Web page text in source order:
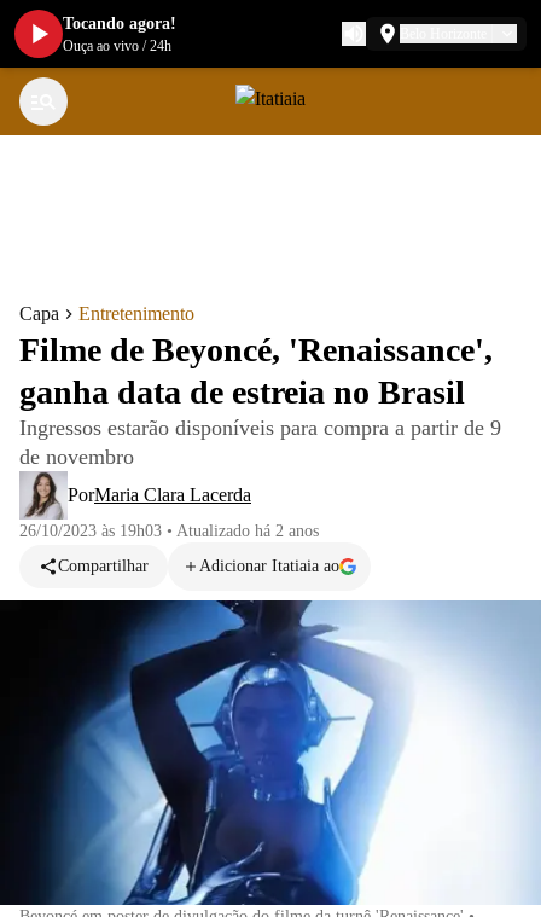
Capa Entretenimento
Filme de Beyoncé, 'Renaissance',
ganha data de estreia no Brasil
Ingressos estarão disponíveis para compra a partir de 9
de novembro
PorMaria Clara Lacerda
26/10/2023 às 19h03 • Atualizado há 2 anos
Compartilhar
Adicionar Itatiaia ao
Tocando agora!
Ouça ao vivo /24h